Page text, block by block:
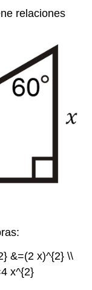
relaciones
&=(2 x)^{2} \\
x^{2}